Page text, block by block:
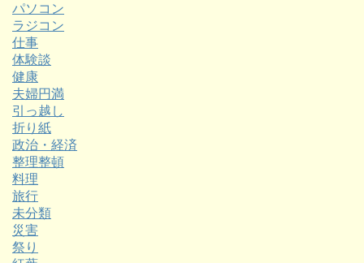
パソコン
ラジコン
仕事
体験談
健康
夫婦円満
引っ越し
折り紙
政治・経済
整理整頓
料理
旅行
未分類
災害
祭り